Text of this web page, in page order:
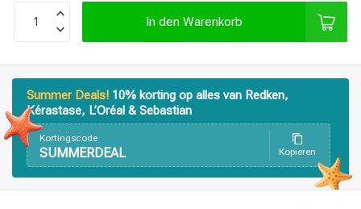
Stylingprodukte
In den Warenkorb
Summer Deals! 10% korting op alles van Redken,
Kérastase, L’Oréal & Sebastian
Kortingscode
SUMMERDEAL Kopieren